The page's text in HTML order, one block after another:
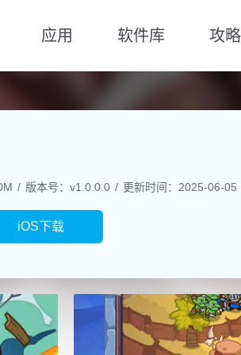
应用 软件库 攻略
版本号：v1.0.0.0 更新时间：2025-06-05
iOS下载